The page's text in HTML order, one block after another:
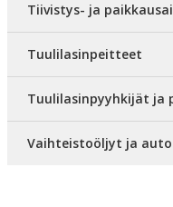
Tiivistys- ja
Tuulilasinpeitteet
Tuulilasinpyyhkijät ja
Vaihteistoöljyt ja